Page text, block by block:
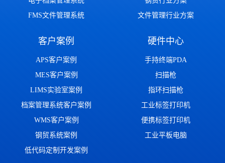
FMS文件管理系统
文件管理行业方案
客户案例
APS客户案例
MES客户案例
LIMS实验室案例
档案管理系统客户案例
WMS客户案例
钢贸系统案例
低代码定制开发案例
硬件中心
手持终端PDA
扫描枪
指环扫描枪
工业标签打印机
便携标签打印机
工业平板电脑